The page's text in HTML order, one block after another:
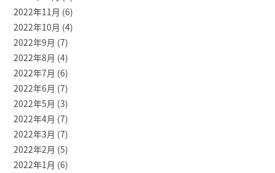
2022年11月 (6)
2022年10月 (4)
2022年9月 (7)
2022年8月 (4)
2022年7月 (6)
2022年6月 (7)
2022年5月 (3)
2022年4月 (7)
2022年3月 (7)
2022年2月 (5)
2022年1月 (6)